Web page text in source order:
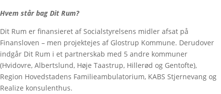
Hvem står bag Dit Rum?
Dit Rum er finansieret af Socialstyrelsens midler afsat på
Finansloven – men projektejes af Glostrup Kommune. Derudover
indgår Dit Rum i et partnerskab med 5 andre kommuner
(Hvidovre, Albertslund, Høje Taastrup, Hillerød og Gentofte),
Region Hovedstadens Familieambulatorium, KABS Stjernevang og
Realize konsulenthus.